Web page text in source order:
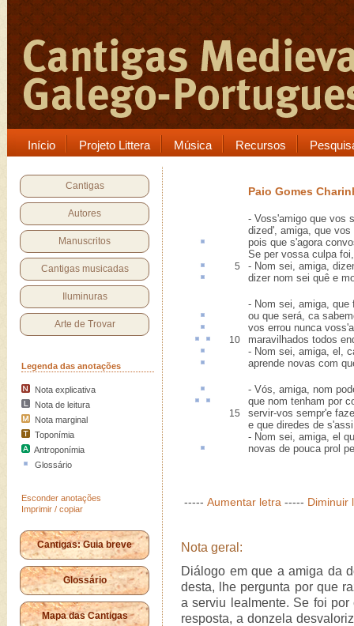
Início Projeto Littera Música Recursos
Cantigas
Autores
Manuscritos
Cantigas musicadas
Iluminuras
Arte de Trovar
Legenda das anotações
Nota explicativa
Nota de leitura
Nota marginal
Toponímia
Antroponímia
Glossário
Esconder anotações
Imprimir / copiar
Cantigas: Guia breve
Glossário
Mapa das Cantigas
Paio Gomes
- Voss'amigo que vos
dized', amiga, que vos
pois que s'agora
Se per vossa culpa
5
- Nom sei, amiga,
dizer nom sei quê e
- Nom sei, amiga, que
ou que será, ca
vos errou nunca
10 maravilhados todos
- Nom sei, amiga, el,
aprende novas com
- Vós, amiga, nom
que nom tenham por
15
servir-vos sempr'e
e que diredes de
- Nom sei, amiga, el
novas de pouca prol
----- Aumentar letra ----- Diminuir
Nota geral:
Diálogo em que a amiga da
desta, lhe pergunta por que
a serviu lealmente. Se foi
resposta, a donzela